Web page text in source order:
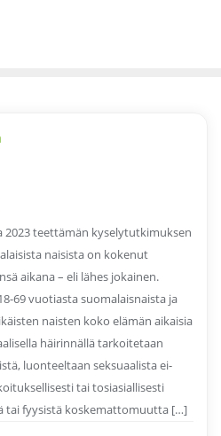
2023 teettämän kyselytutkimuksen
naisista on kokenut
aikana – eli lähes jokainen.
69 vuotiasta suomalaisnaista ja
naisten koko elämän aikaisia
häirinnällä tarkoitetaan
luonteeltaan seksuaalista ei-
tai tosiasiallisesti
tai fyysistä koskemattomuutta […]